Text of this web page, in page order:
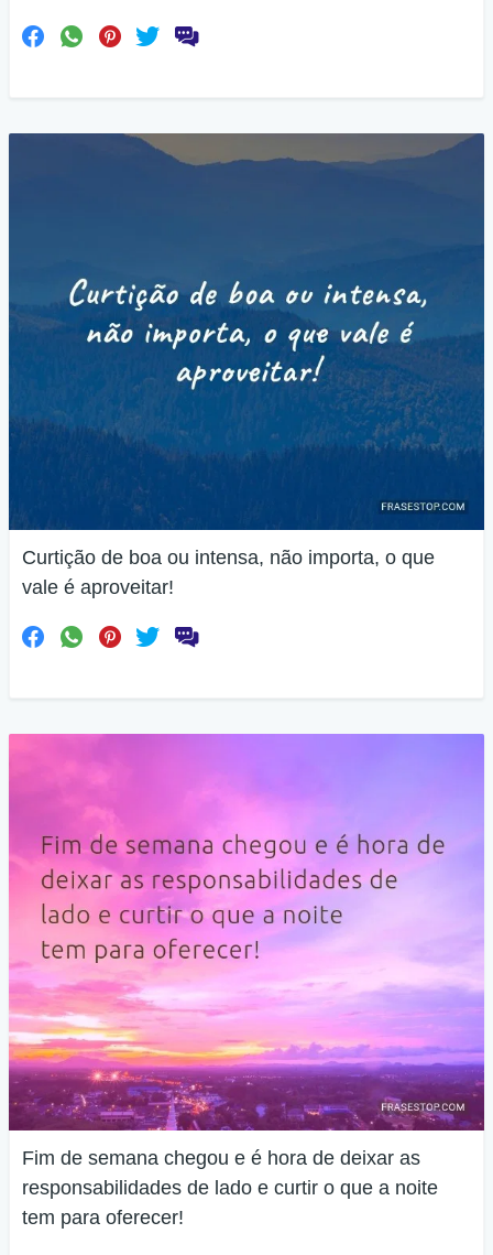
Curtição de boa ou intensa, não importa, o que
vale é aproveitar!
Fim de semana chegou e é hora de deixar as
responsabilidades de lado e curtir o que a noite
tem para oferecer!